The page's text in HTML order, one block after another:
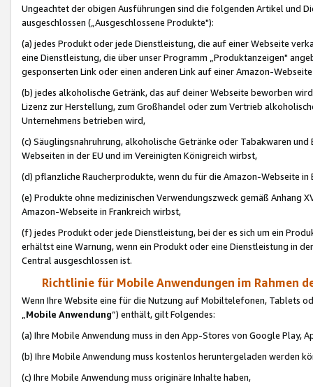
Ungeachtet der obigen Ausführungen sind die folgenden Artikel und
ausgeschlossen („Ausgeschlossene Produkte"):
(a) jedes Produkt oder jede Dienstleistung, die auf einer Webseite
eine Dienstleistung, die über unser Programm „Produktanzeigen"
gesponserten Link oder einen anderen Link auf einer Amazon-
(b) jedes alkoholische Getränk, das auf deiner Webseite beworben
Lizenz zur Herstellung, zum Großhandel oder zum Vertrieb
Unternehmens betrieben wird,
(c) Säuglingsnahruhrung, alkoholische Getränke oder Tabakwaren
Webseiten in der EU und im Vereinigten Königreich wirbst,
(d) pflanzliche Raucherprodukte, wenn du für die Amazon-Webseite in
(e) Produkte ohne medizinischen Verwendungszweck gemäß Anhang
Amazon-Webseite in Frankreich wirbst,
(f) jedes Produkt oder jede Dienstleistung, bei der es sich um ein
erhältst eine Warnung, wenn ein Produkt oder eine Dienstleistung in
Central ausgeschlossen ist.
Richtlinie für Mobile Anwendungen im Rahmen
Wenn Ihre Website eine für die Nutzung auf Mobiltelefonen, Tablets
„Mobile Anwendung“) enthält, gilt Folgendes:
(a) Ihre Mobile Anwendung muss in den App-Stores von Google Play,
(b) Ihre Mobile Anwendung muss kostenlos heruntergeladen werden
(c) Ihre Mobile Anwendung muss originäre Inhalte haben,